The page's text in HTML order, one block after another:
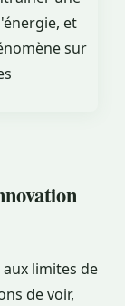
aux limites de
de voir,